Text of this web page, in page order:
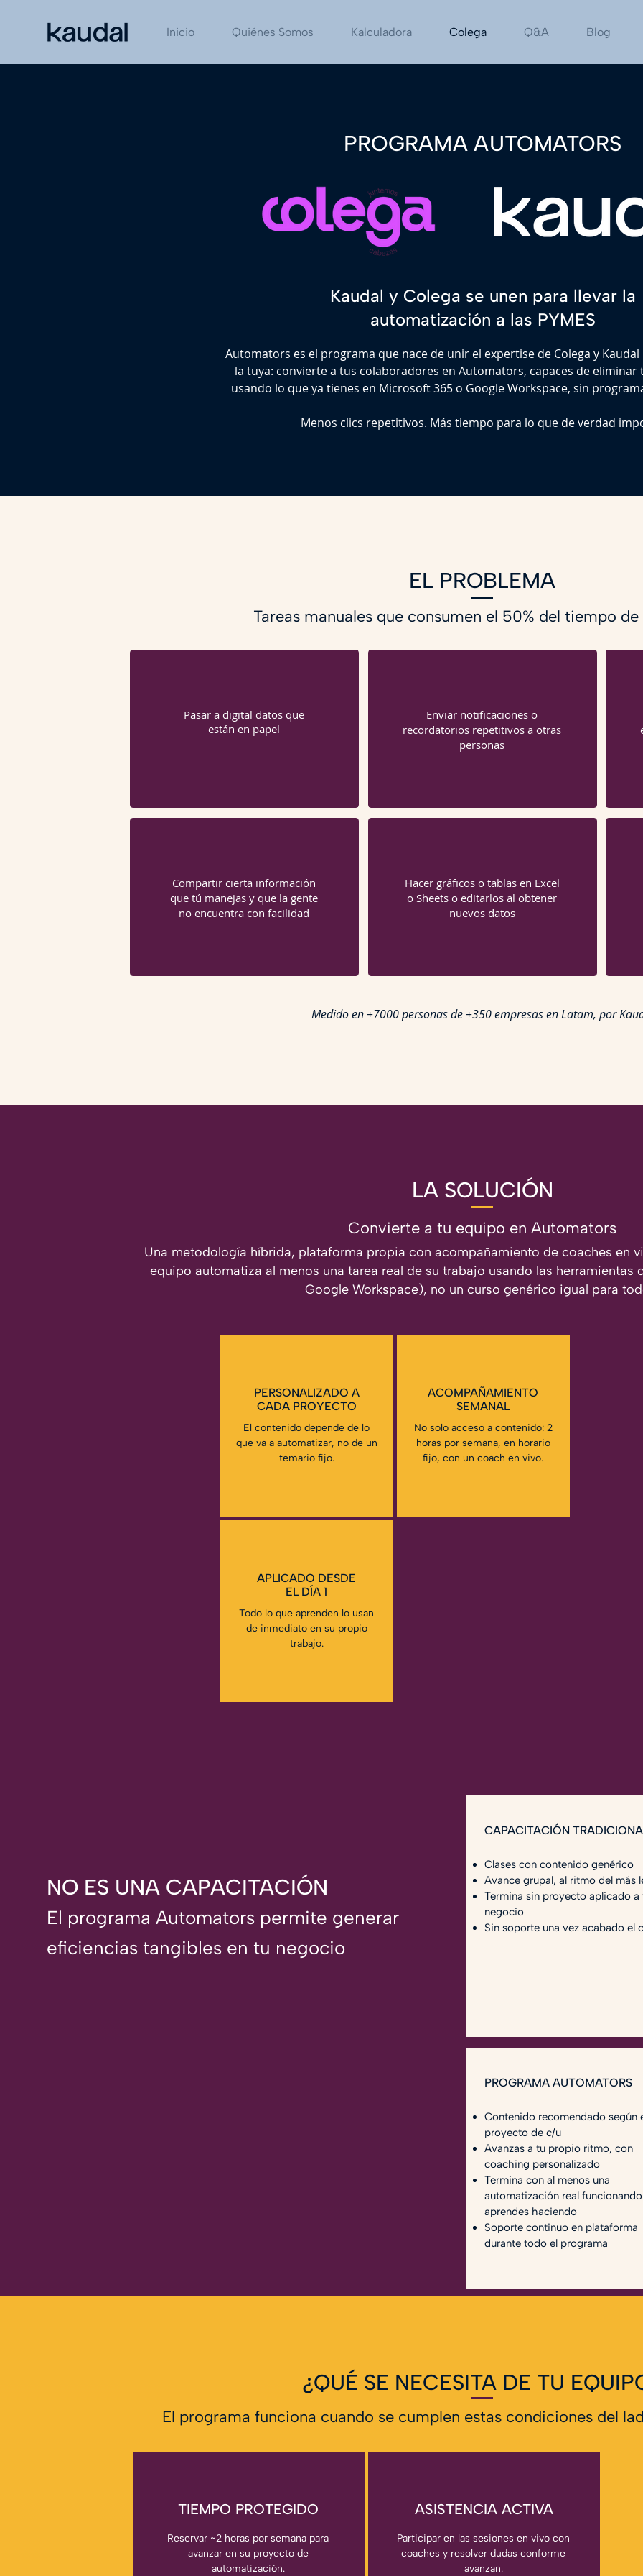
Inicio Quiénes Somos Kalculadora Colega Q&A Blog
PROGRAMA AUTOMATORS
Kaudal y Colega se unen para llevar la
automatización a las PYMES
Automators es el programa que nace de unir el expertise de Colega y Kaudal
la tuya: convierte a tus colaboradores en Automators, capaces de eliminar
usando lo que ya tienes en Microsoft 365 o Google Workspace, sin
Menos clics repetitivos. Más tiempo para lo que de verdad
EL PROBLEMA
Tareas manuales que consumen el 50% del tiempo
Pasar a digital datos que
están en papel
Compartir cierta información
que tú manejas y que la gente
no encuentra con facilidad
Enviar notificaciones o
recordatorios repetitivos a otras
personas
Hacer gráficos o tablas en Excel
o Sheets o editarlos al obtener
nuevos datos
Medido en +7000 personas de +350 empresas en Latam, por
LA SOLUCIÓN
Convierte a tu equipo en Automators
Una metodología híbrida, plataforma propia con acompañamiento de coaches en
equipo automatiza al menos una tarea real de su trabajo usando las
Google Workspace), no un curso genérico igual para
PERSONALIZADO A
CADA PROYECTO
El contenido depende de lo
que va a automatizar, no de un
temario fijo.
ACOMPAÑAMIENTO
SEMANAL
No solo acceso a contenido: 2
horas por semana, en horario
fijo, con un coach en vivo.
APLICADO DESDE
EL DÍA 1
Todo lo que aprenden lo usan
de inmediato en su propio
trabajo.
NO ES UNA CAPACITACIÓN
El programa Automators permite generar
eficiencias tangibles en tu negocio
CAPACITACIÓN
Clases con contenido genérico
Avance grupal, al ritmo del más
Termina sin proyecto aplicado a
negocio
Sin soporte una vez acabado el
PROGRAMA AUTOMATORS
Contenido recomendado según
proyecto de c/u
Avanzas a tu propio ritmo, con
coaching personalizado
Termina con al menos una
automatización real
aprendes haciendo
Soporte continuo en plataforma
durante todo el programa
¿QUÉ SE NECESITA DE TU
El programa funciona cuando se cumplen estas condiciones del
TIEMPO PROTEGIDO
Reservar ~2 horas por semana para
avanzar en su proyecto de
automatización.
ASISTENCIA ACTIVA
Participar en las sesiones en vivo con
coaches y resolver dudas conforme
avanzan.